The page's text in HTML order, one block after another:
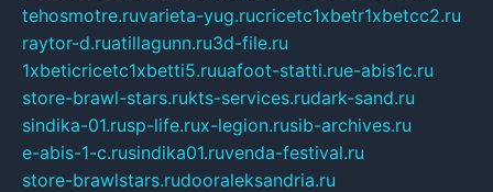
tehosmotre.ruvarieta-yug.rucricetc1xbetr1xbetcc2.ru
raytor-d.ruatillagunn.ru3d-file.ru
1xbeticricetc1xbetti5.ruuafoot-statti.rue-abis1c.ru
store-brawl-stars.rukts-services.rudark-sand.ru
sindika-01.rusp-life.rux-legion.rusib-archives.ru
e-abis-1-c.rusindika01.ruvenda-festival.ru
store-brawlstars.rudooraleksandria.ru